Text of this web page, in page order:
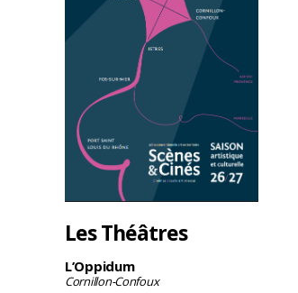
Les Théâtres
L’Oppidum
Cornillon-Confoux